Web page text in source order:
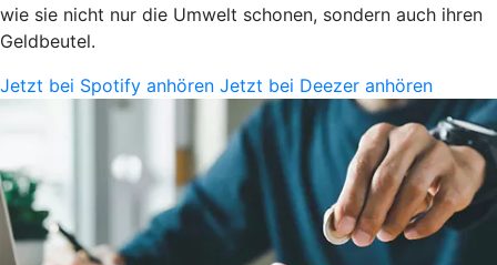
wie sie nicht nur die Umwelt schonen, sondern auch ihren
Geldbeutel.
Jetzt bei Spotify anhören Jetzt bei Deezer anhören